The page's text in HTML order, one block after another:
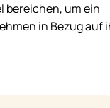
bereichen, um ein
in Bezug auf